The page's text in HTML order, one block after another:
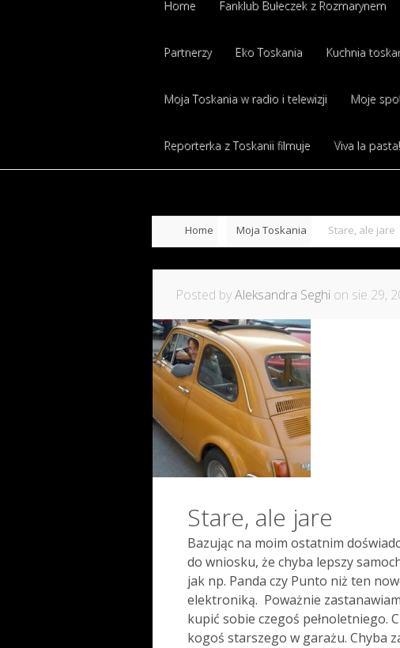
Home Fanklub Bułeczek z Rozmarynem
Partnerzy Eko Toskania Kuchnia
Moja Toskania w radio i telewizji Moje
Reporterka z Toskanii filmuje Viva la pasta!
Home Moja Toskania Stare, ale jare
Posted byAleksandra Seghi on sie 29,
Stare, ale jare
Bazując na moim ostatnim
do wniosku, że chyba lepszy
jak np. Panda czy Punto niż ten
elektroniką. Poważnie
kupić sobie czegoś pełnoletniego.
kogoś starszego w garażu. Chyba